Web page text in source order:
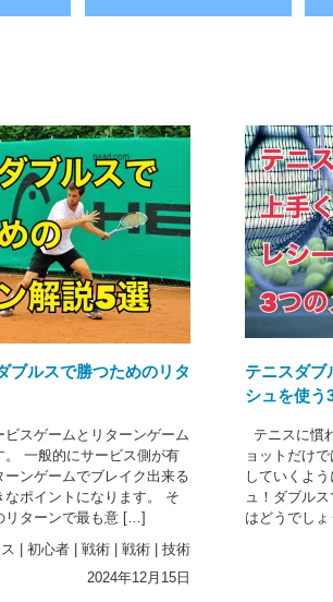
ブルスで勝つためのリタ
スゲームとリターンゲーム
一般的にサービス側が有
ンゲームでブレイク出来る
ポイントになります。 そ
リターンで最も意 […]
初心者 戦術 戦術
技術
2024年12月15日
テニスダブ
シュを使う
テニスに慣
ョットだけ
していくよ
ュ！ダブル
はどうでし